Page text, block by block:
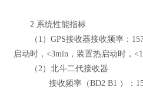
2 系统性能指标
（1）GPS接收器接收频率：
启动时，<3min，装置热启动时，
（2）北斗二代接收器
接收频率（BD2 B1 ）：